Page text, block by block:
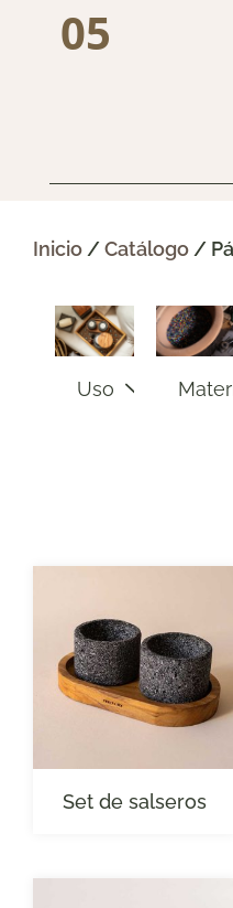
05
Inicio /Catálogo /
Uso
Set de salseros